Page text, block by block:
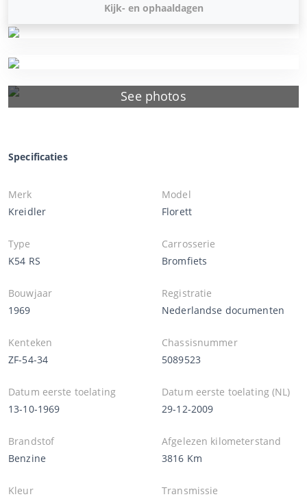
See photos
Kijk- en ophaaldagen
Specificaties
Merk
Kreidler
Model
Florett
Type
K54 RS
Carrosserie
Bromfiets
Bouwjaar
1969
Registratie
Nederlandse documenten
Kenteken
ZF-54-34
Chassisnummer
5089523
Datum eerste toelating
13-10-1969
Datum eerste toelating (NL)
29-12-2009
Brandstof
Benzine
Afgelezen kilometerstand
3816 Km
Kleur Transmissie